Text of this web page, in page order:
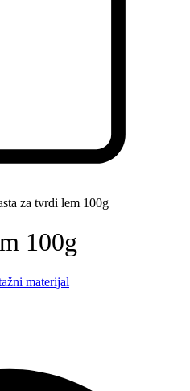
za tvrdi lem 100g
100g
materijal